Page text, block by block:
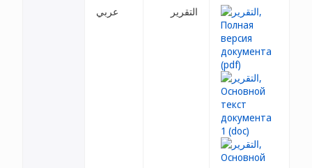
عربي التقرير